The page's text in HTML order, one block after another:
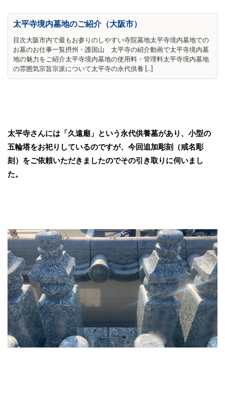
太平寺境内墓地のご紹介（大阪市）
目次大阪市内で最もお参りのしやすい寺院墓地太平寺境内墓地での
お墓のお仕事一覧摂州・護国山 太平寺の紹介動画で太平寺境内墓
地の魅力をご紹介太平寺境内墓地の使用料・管理料太平寺境内墓地
の雰囲気宗旨宗派について太平寺の永代供養 […]
太平寺さんには「久遠廟」という永代供養墓があり、小型の
五輪塔をお祀りしているのですが、今回追加彫刻（戒名彫
刻）をご依頼いただきましたのでその引き取りに伺いまし
た。